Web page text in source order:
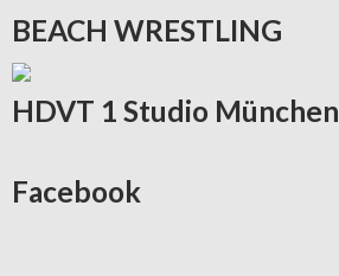
BEACH WRESTLING
HDVT 1 Studio München
Facebook